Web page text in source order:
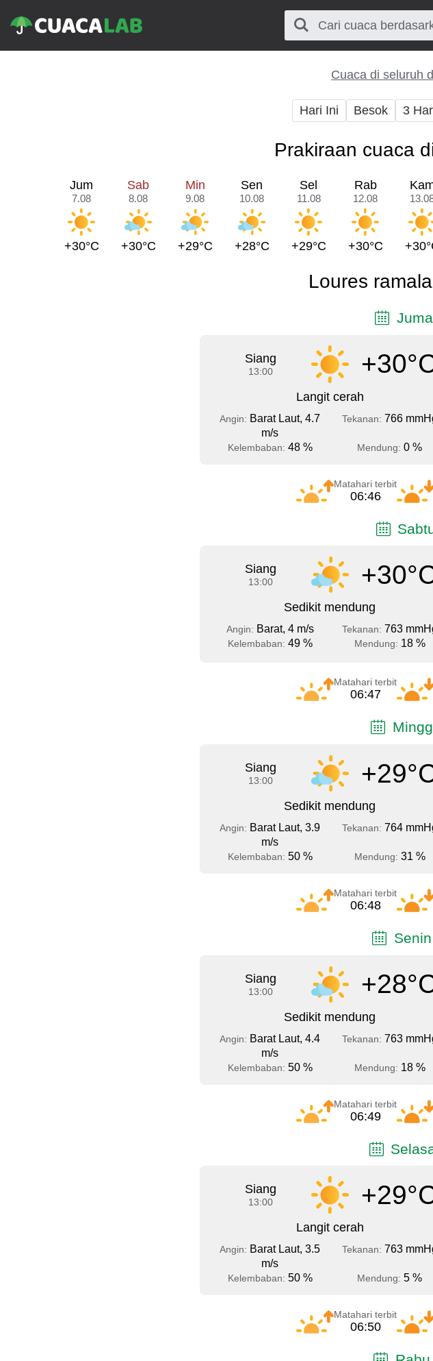
Cuaca di seluruh
Hari Ini Besok 3
Prakiraan cuaca
Jum
7.08
+30°C
Sab
8.08
+30°C
Min
9.08
+29°C
Sen
10.08
+28°C
Sel
11.08
+29°C
Rab
12.08
+30°C
Loures
Siang
13:00
Langit cerah
Angin: Barat Laut, 4.7
m/s
Tekanan: 766
Kelembaban: 48 % Mendung: 0 %
Matahari terbit
06:46
Siang
13:00
Sedikit mendung
Angin: Barat, 4 m/s Tekanan: 763
Kelembaban: 49 % Mendung: 18 %
Matahari terbit
06:47
Siang
13:00
Sedikit mendung
Angin: Barat Laut, 3.9
m/s
Tekanan: 764
Kelembaban: 50 % Mendung: 31 %
Matahari terbit
06:48
Siang
13:00
Sedikit mendung
Angin: Barat Laut, 4.4
m/s
Tekanan: 763
Kelembaban: 50 % Mendung: 18 %
Matahari terbit
06:49
Siang
13:00
Langit cerah
Angin: Barat Laut, 3.5
m/s
Tekanan: 763
Kelembaban: 50 % Mendung: 5 %
Matahari terbit
06:50